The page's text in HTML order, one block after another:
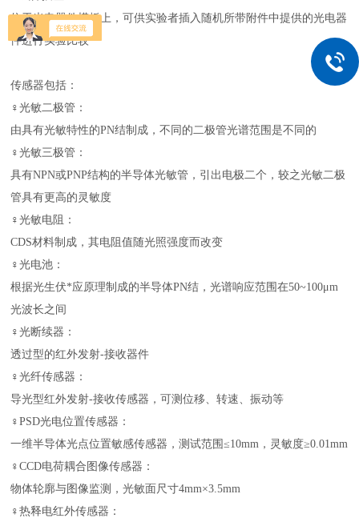
位于光电器件模板上，可供实验者插入随机所带附件中提供的光电器
件进行实验比较
传感器包括：
♀光敏二极管：
由具有光敏特性的PN结制成，不同的二极管光谱范围是不同的
♀光敏三极管：
具有NPN或PNP结构的半导体光敏管，引出电极二个，较之光敏二极
管具有更高的灵敏度
♀光敏电阻：
CDS材料制成，其电阻值随光照强度而改变
♀光电池：
根据光生伏*应原理制成的半导体PN结，光谱响应范围在50~100μm
光波长之间
♀光断续器：
透过型的红外发射-接收器件
♀光纤传感器：
导光型红外发射-接收传感器，可测位移、转速、振动等
♀PSD光电位置传感器：
一维半导体光点位置敏感传感器，测试范围≤10mm，灵敏度≥0.01mm
♀CCD电荷耦合图像传感器：
物体轮廓与图像监测，光敏面尺寸4mm×3.5mm
♀热释电红外传感器：